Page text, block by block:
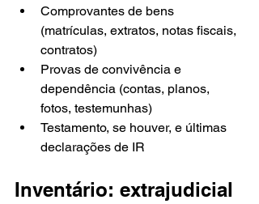
Comprovantes de bens
(matrículas, extratos, notas fiscais,
contratos)
Provas de convivência e
dependência (contas, planos,
fotos, testemunhas)
Testamento, se houver, e últimas
declarações de IR
Inventário: extrajudicial